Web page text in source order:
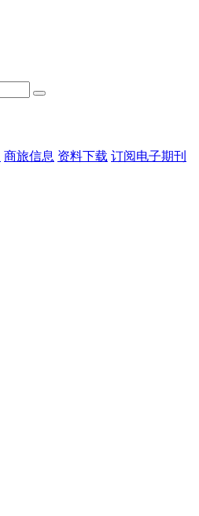
商旅信息 资料下载 订阅电子期刊